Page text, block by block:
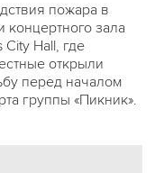
пожара в
концертного зала
City Hall, где
открыли
перед началом
группы «Пикник».